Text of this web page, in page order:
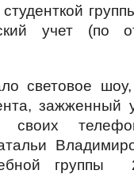
учет (по
световое
зажженный
своих
группы